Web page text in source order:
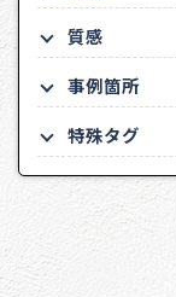
質感
事例箇所
特殊タグ